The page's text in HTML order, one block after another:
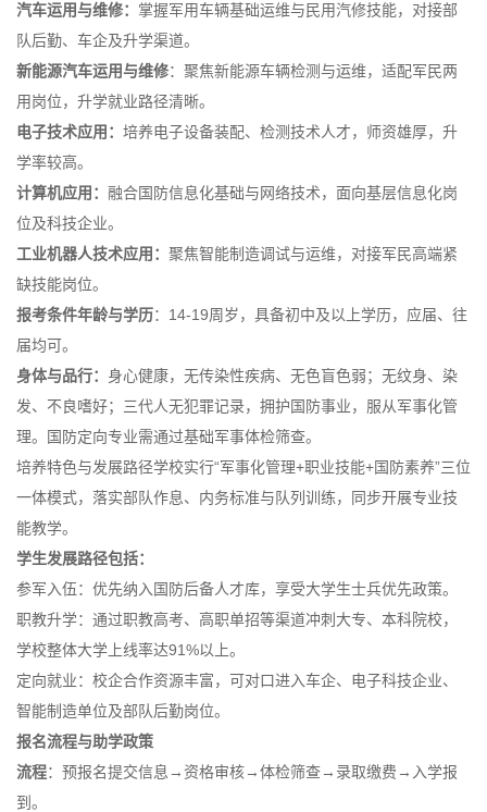
汽车运用与维修： 掌握军用车辆基础运维与民用汽修技能，对接部
队后勤、车企及升学渠道。
新能源汽车运用与维修：聚焦新能源车辆检测与运维，适配军民两
用岗位，升学就业路径清晰。
电子技术应用： 培养电子设备装配、检测技术人才，师资雄厚，升
学率较高。
计算机应用： 融合国防信息化基础与网络技术，面向基层信息化岗
位及科技企业。
工业机器人技术应用： 聚焦智能制造调试与运维，对接军民高端紧
缺技能岗位。
报考条件年龄与学历：14-19周岁，具备初中及以上学历，应届、往
届均可。
身体与品行： 身心健康，无传染性疾病、无色盲色弱；无纹身、染
发、不良嗜好；三代人无犯罪记录，拥护国防事业，服从军事化管
理。
国防定向专业需通过基础军事体检筛查。
培养特色与发展路径学校实行“军事化管理+职业技能+国防素养”三位
一体模式，落实部队作息、内务标准与队列训练，同步开展专业技
能教学。
学生发展路径包括：
参军入伍：优先纳入国防后备人才库，享受大学生士兵优先政策。
职教升学：通过职教高考、高职单招等渠道冲刺大专、本科院校，
学校整体大学上线率达91%以上。
定向就业：校企合作资源丰富，可对口进入车企、电子科技企业、
智能制造单位及部队后勤岗位。
报名流程与助学政策
流程：预报名提交信息→资格审核→体检筛查→录取缴费→入学报
到。